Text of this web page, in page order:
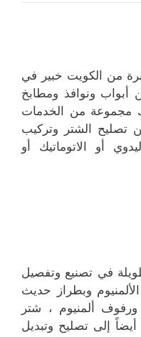
من الكويت خبير في
أبواب ونوافذ ومطابخ
مجموعة من الخدمات
تصليح الشتر وتركيب
أو الاتوماتيك أو
في تصنيع وتفصيل
وبطراز حديث
ألمنيوم ، شتر
إلى تصليح وتبديل